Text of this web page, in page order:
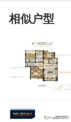
相似户型